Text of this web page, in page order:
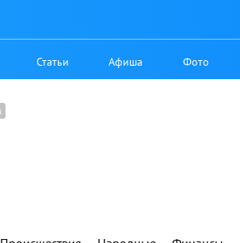
Статьи Афиша Фото